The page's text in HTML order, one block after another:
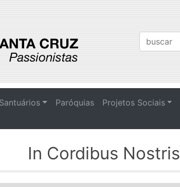
Santuários Paróquias Projetos Sociais
In Cordibus Nostris